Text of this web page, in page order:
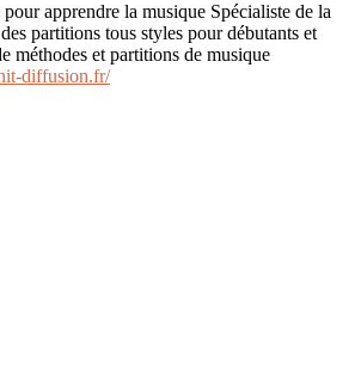
apprendre la musique Spécialiste de la
partitions tous styles pour débutants et
méthodes et partitions de musique
diffusion.fr/